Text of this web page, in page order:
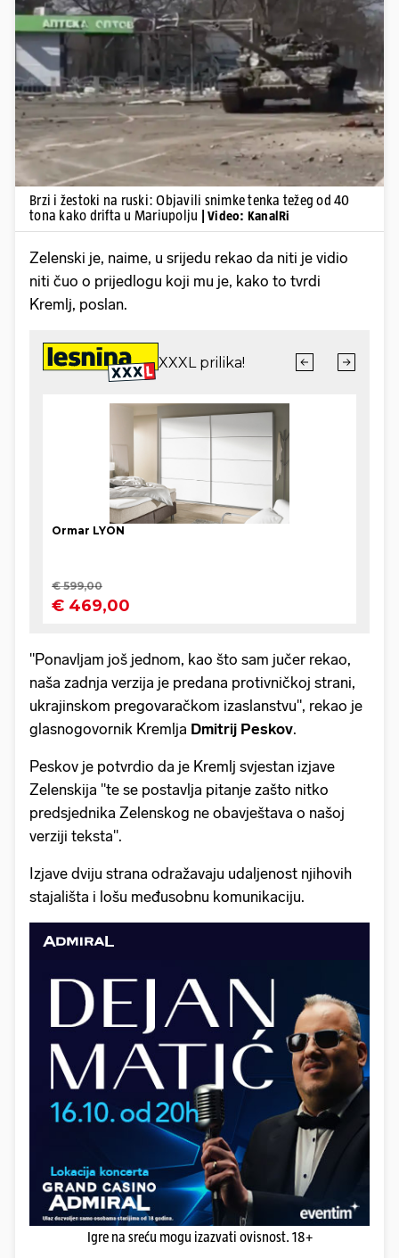
Pokretanje videa...
Brzi i žestoki na ruski: Objavili snimke tenka težeg od 40
tona kako drifta u Mariupolju
| Video: KanalRi
Zelenski je, naime, u srijedu rekao da niti je vidio
niti čuo o prijedlogu koji mu je, kako to tvrdi
Kremlj, poslan.
"Ponavljam još jednom, kao što sam jučer rekao,
naša zadnja verzija je predana protivničkoj strani,
ukrajinskom pregovaračkom izaslanstvu", rekao je
glasnogovornik Kremlja Dmitrij Peskov.
Peskov je potvrdio da je Kremlj svjestan izjave
Zelenskija "te se postavlja pitanje zašto nitko
predsjednika Zelenskog ne obavještava o našoj
verziji teksta".
Izjave dviju strana odražavaju udaljenost njihovih
stajališta i lošu međusobnu komunikaciju.
Igre na sreću mogu izazvati ovisnost. 18+